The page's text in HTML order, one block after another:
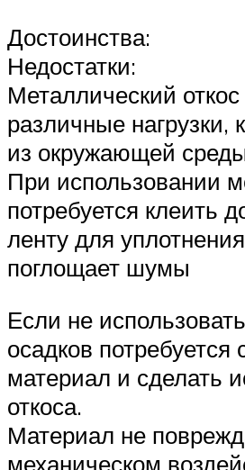
Достоинства:
Недостатки:
Металлический
различные нагрузки,
из окружающей
При использовании
потребуется клеить
ленту для
поглощает шумы
Если не
осадков потребуется
материал и сделать
откоса.
Материал не
механическом